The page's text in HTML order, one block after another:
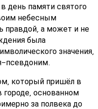
день памяти святого
небесным
правдой, а может и не
была
значения,
псевдоним.
который пришёл в
городе, основанном
за полвека до